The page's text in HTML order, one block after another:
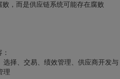
，而是供应链系统可能存在腐败
选择、交易、绩效管理、供应商开发与
理